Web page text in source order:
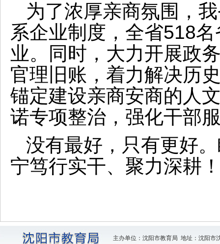
为了浓厚亲商氛围，
系企业制度，全省518
业。同时，大力开展政
官理旧账，着力解决历
锚定建设亲商安商的人
诺专项整治，强化干部
没有最好，只有更好
宁笃行实干、聚力深耕
主办单位：沈阳市教育局 地址：沈阳